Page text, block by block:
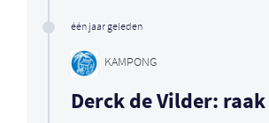
één jaar geleden
KAMPONG
Derck de Vilder: raak